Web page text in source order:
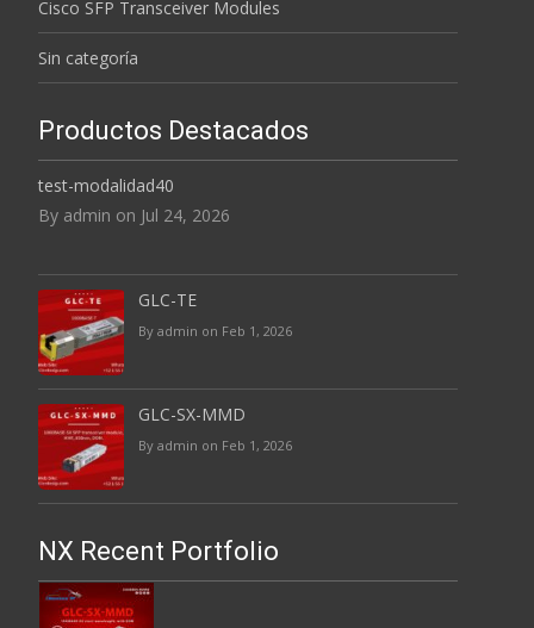
Cisco SFP Transceiver Modules
Sin categoría
Productos Destacados
test-modalidad40
By admin on Jul 24, 2026
GLC-TE
By admin on Feb 1, 2026
GLC-SX-MMD
By admin on Feb 1, 2026
NX Recent Portfolio